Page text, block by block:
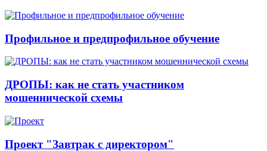
Профильное и предпрофильное обучение
ДРОПЫ: как не стать участником
мошеннической схемы
Проект "Завтрак с директором"